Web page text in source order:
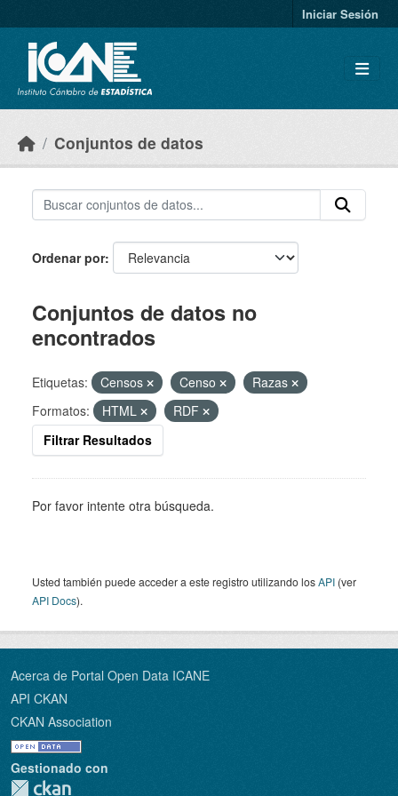
Iniciar Sesión
Conjuntos de datos
Ordenar por
Conjuntos de datos no
encontrados
Etiquetas: Censos Censo
Razas
Formatos:
HTML
RDF
Filtrar Resultados
Por favor intente otra búsqueda.
Usted también puede acceder a este registro utilizando losAPI (ver
API Docs).
Acerca de Portal Open Data ICANE
API CKAN
CKAN Association
Gestionado con